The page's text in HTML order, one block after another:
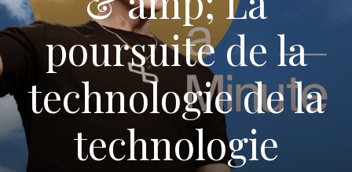
poursuite de la
technologie de la
technologie